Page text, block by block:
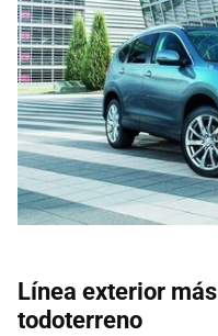
Línea exterior
todoterreno